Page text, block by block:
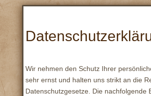
Wir nehmen den Schutz Ihrer
sehr ernst und halten uns strikt an die
Datenschutzgesetze. Die nachfolgende